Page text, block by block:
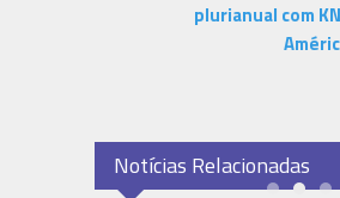
plurianual com
Notícias Relacionadas